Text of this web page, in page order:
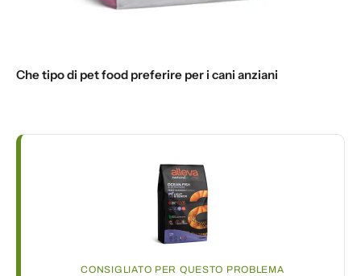
Che tipo di pet food preferire per i cani anziani
CONSIGLIATO PER QUESTO PROBLEMA